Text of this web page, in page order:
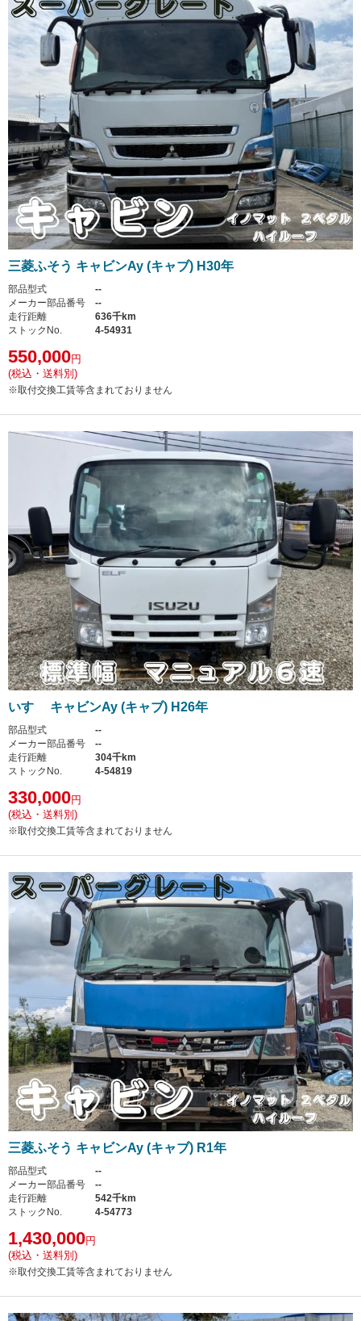
三菱ふそう キャビンAy (キャブ) H30年
部品型式
--
メーカー部品番号
--
走行距離
636千km
ストックNo.
4-54931
550,000円
(税込・送料別)
※取付交換工賃等含まれておりません
いすゞ キャビンAy (キャブ) H26年
部品型式
--
メーカー部品番号
--
走行距離
304千km
ストックNo.
4-54819
330,000円
(税込・送料別)
※取付交換工賃等含まれておりません
三菱ふそう キャビンAy (キャブ) R1年
部品型式
--
メーカー部品番号
--
走行距離
542千km
ストックNo.
4-54773
1,430,000円
(税込・送料別)
※取付交換工賃等含まれておりません